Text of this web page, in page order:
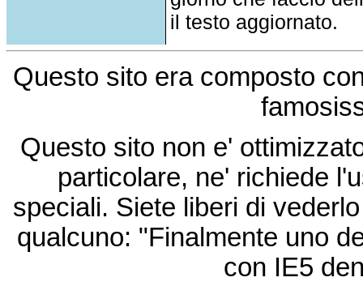
il testo aggiornato.
Questo sito era composto
Questo sito non e'
particolare, ne' richiede
speciali. Siete liberi di
qualcuno: "Finalmente uno
con IE5